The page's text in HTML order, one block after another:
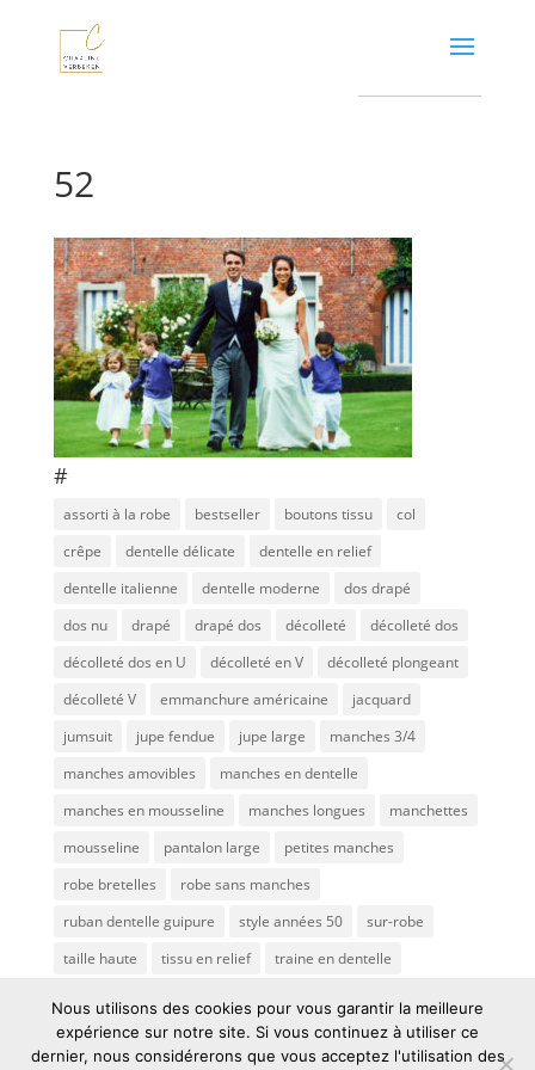
52
#
assorti à la robe bestseller boutons tissu
col
crêpe
dentelle délicate
dentelle en relief
dentelle italienne
dentelle moderne
dos drapé
dos nu
drapé drapé dos décolleté
décolleté dos
décolleté dos en U
décolleté en V
décolleté plongeant
décolleté V
emmanchure américaine
jacquard
jumsuit
jupe fendue jupe large
manches 3/4
manches amovibles
manches en dentelle
manches en mousseline
manches longues
manchettes
mousseline
pantalon large
petites manches
robe bretelles
robe sans manches
ruban dentelle guipure
style années 50
sur-robe
taille haute
tissu en relief
traine en dentelle
Nous utilisons des cookies pour vous garantir la meilleure
expérience sur notre site. Si vous continuez à utiliser ce
dernier, nous considérerons que vous acceptez l'utilisation des